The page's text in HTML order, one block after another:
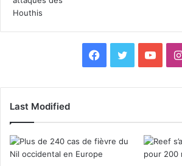
e
b
T
u
Last Modified